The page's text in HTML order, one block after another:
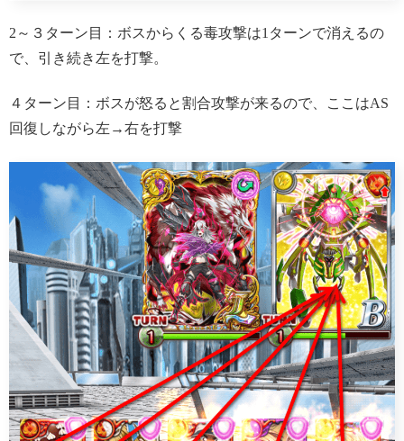
2～３ターン目：ボスからくる毒攻撃は1ターンで消えるの
で、引き続き左を打撃。
４ターン目：ボスが怒ると割合攻撃が来るので、ここはAS
回復しながら左→右を打撃